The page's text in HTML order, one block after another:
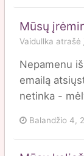
Mūsų
Vaidullka atrašė
Nepamenu
emailą
netinka -
Balandžio 4,